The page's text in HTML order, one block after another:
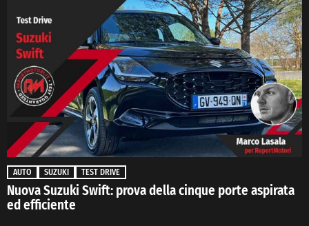
AUTO SUZUKI TEST DRIVE
Nuova Suzuki Swift: prova della cinque porte aspirata
ed efficiente